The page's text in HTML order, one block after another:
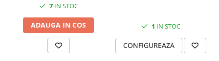
7IN STOC
ADAUGA IN COS 1 IN STOC
CONFIGUREAZA